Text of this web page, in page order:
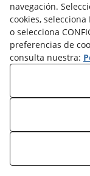
TRABAJA
¿QUIENES
POLÍTICA DE
DERECHO
ODR
navegación.
cookies, selecciona
o selecciona
preferencias de
consulta nuestra: